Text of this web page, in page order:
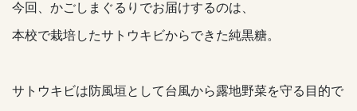
今回、かごしまぐるりでお届けするのは、
本校で栽培したサトウキビからできた純黒糖。
サトウキビは防風垣として台風から露地野菜を守る目的で